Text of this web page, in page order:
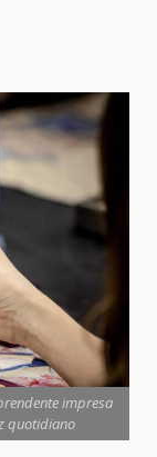
impresa
quotidiano